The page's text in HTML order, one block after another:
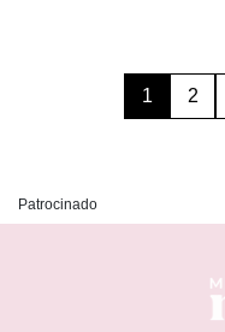
1 2
Patrocinado